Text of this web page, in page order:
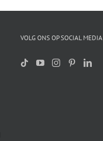
VOLG ONS OP SOCIAL MEDIA